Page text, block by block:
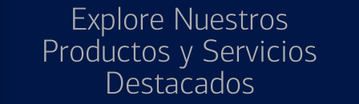
Explore Nuestros
Productos y Servicios
Destacados